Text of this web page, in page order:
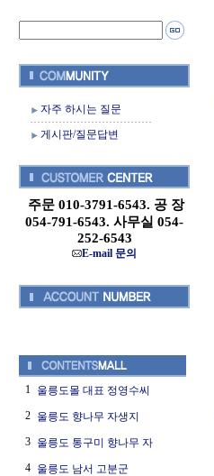
자주 하시는 질문
게시판/질문답변
주문 010-3791-6543. 공 장
054-791-6543. 사무실 054-
252-6543
E-mail 문의
1 울릉도몰 대표 정영수씨
2 울릉도 향나무 자생지
3 울릉도 통구미 향나무 자
4 울릉도 남서 고분군